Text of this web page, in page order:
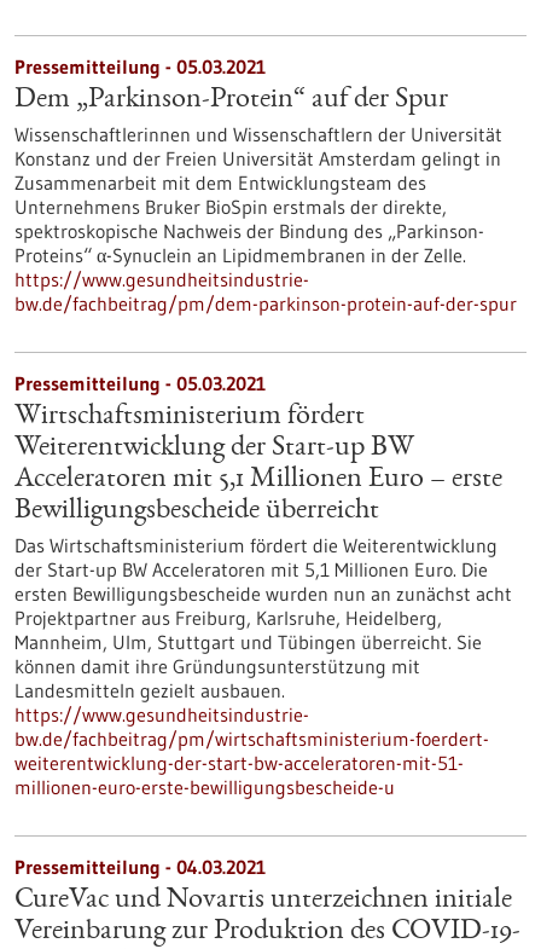
Pressemitteilung - 05.03.2021
Dem „Parkinson-Protein“ auf der Spur
Wissenschaftlerinnen und Wissenschaftlern der Universität
Konstanz und der Freien Universität Amsterdam gelingt in
Zusammenarbeit mit dem Entwicklungsteam des
Unternehmens Bruker BioSpin erstmals der direkte,
spektroskopische Nachweis der Bindung des „Parkinson-
Proteins“ α-Synuclein an Lipidmembranen in der Zelle.
https://www.gesundheitsindustrie-
bw.de/fachbeitrag/pm/dem-parkinson-protein-auf-der-spur
Pressemitteilung - 05.03.2021
Wirtschaftsministerium fördert
Weiterentwicklung der Start-up BW
Acceleratoren mit 5,1 Millionen Euro – erste
Bewilligungsbescheide überreicht
Das Wirtschaftsministerium fördert die Weiterentwicklung
der Start-up BW Acceleratoren mit 5,1 Millionen Euro. Die
ersten Bewilligungsbescheide wurden nun an zunächst acht
Projektpartner aus Freiburg, Karlsruhe, Heidelberg,
Mannheim, Ulm, Stuttgart und Tübingen überreicht. Sie
können damit ihre Gründungsunterstützung mit
Landesmitteln gezielt ausbauen.
https://www.gesundheitsindustrie-
bw.de/fachbeitrag/pm/wirtschaftsministerium-foerdert-
weiterentwicklung-der-start-bw-acceleratoren-mit-51-
millionen-euro-erste-bewilligungsbescheide-u
Pressemitteilung - 04.03.2021
CureVac und Novartis unterzeichnen initiale
Vereinbarung zur Produktion des COVID-19-